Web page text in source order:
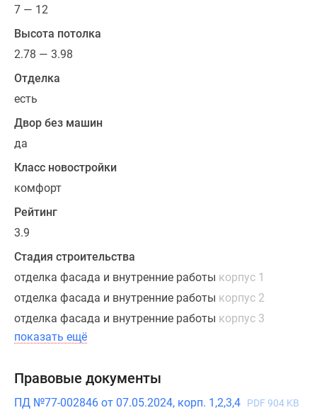
в
соответствии
условиям
среды.
Благодаря
панорамному
в
холлы
будет
много
естественного
света,
спокойные
интерьера
дополнят
растения
вазах,
удобная
мебель
7 — 12
Высота потолка
2.78 — 3.98
Отделка
есть
Двор без машин
да
Класс новостройки
комфорт
Рейтинг
3.9
Стадия строительства
отделка фасада и внутренние работы корпус 1
отделка фасада и внутренние работы корпус 2
отделка фасада и внутренние работы корпус 3
показать ещё
Правовые документы
ПД №77-002846 от 07.05.2024, корп. 1,2,3,4 PDF 904 KB